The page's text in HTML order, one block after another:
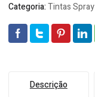
Categoria:Tintas Spray
Descrição